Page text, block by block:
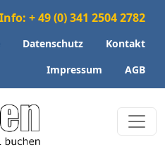
+ 49 (0) 341 2504 2782
Datenschutz
Kontakt
Impressum
AGB